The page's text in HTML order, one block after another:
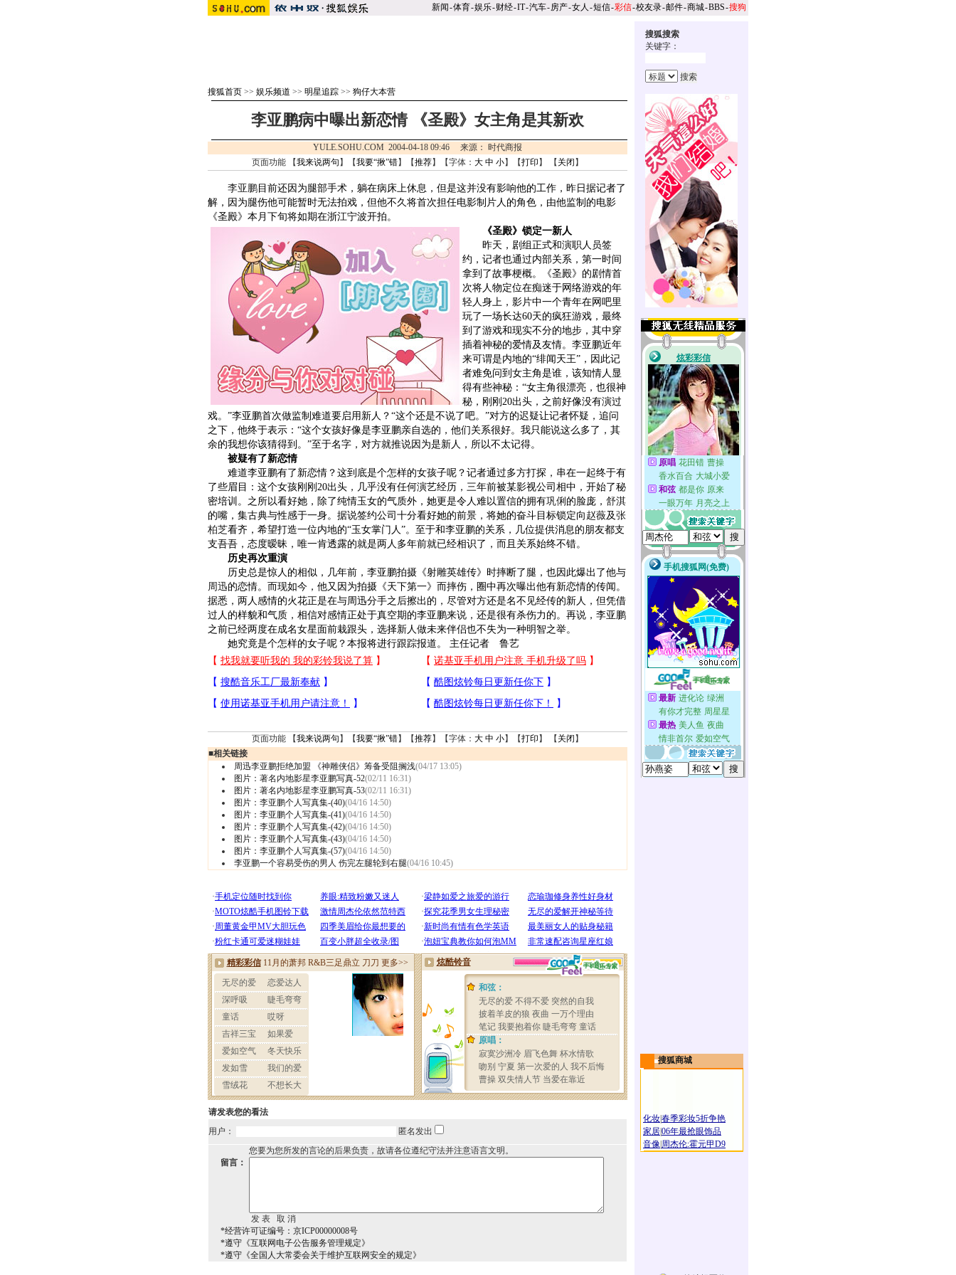
新闻-体育-娱乐-财经-IT-汽车-房产-女人 -短信-彩信-校友录-邮件-商城-BBS-搜狗
搜狐首页 >> 娱乐频道 >> 明星追踪 >> 狗仔大本营
李亚鹏病中曝出新恋情 《圣殿》女主角是其新欢
YULE.SOHU.COM 2004-04-18 09:46 来源： 时代商报
页面功能 【我来说两句 】【我要“揪”错】【推荐】【字体： 大 中 小】【打印 】 【 关闭 】
李亚鹏 目前还因为腿部手术，躺在病床上休息，但是这并没有影响他的工作，昨日据记者了
解，因为腿伤他可能暂时无法拍戏，但他不久将首次担任电影制片人的角色，由他监制的电影
《圣殿》本月下旬将如期在浙江宁波开拍。
《圣殿》锁定一新人
昨天，剧组正式和演职人员签
约，记者也通过内部关系，第一时间
拿到了故事梗概。《圣殿》的剧情首
次将人物定位在痴迷于网络游戏的年
轻人身上，影片中一个青年在网吧里
玩了一场长达60天的疯狂游戏，最终
到了游戏和现实不分的地步，其中穿
插着神秘的爱情及友情。李亚鹏近年
来可谓是内地的“绯闻天王”，因此记
者难免问到女主角是谁，该知情人显
得有些神秘：“女主角很漂亮，也很神
秘，刚刚20出头，之前好像没有演过
戏。”李亚鹏首次做监制难道要启用新人？“这个还是不说了吧。”对方的迟疑让记者怀疑，追问
之下，他终于表示：“这个女孩好像是李亚鹏亲自选的，他们关系很好。我只能说这么多了，其
余的我想你该猜得到。”至于名字，对方就推说因为是新人，所以不太记得。
被疑有了新恋情
难道李亚鹏有了新恋情？这到底是个怎样的女孩子呢？记者通过多方打探，串在一起终于有
了些眉目：这个女孩刚刚20出头，几乎没有任何演艺经历，三年前被某影视公司相中，开始了秘
密培训。之所以看好她，除了纯情玉女的气质外，她更是令人难以置信的拥有巩俐 的脸庞， 舒淇
的嘴，集古典与性感于一身。据说签约公司十分看好她的前景，将她的奋斗目标锁定向 赵薇及张
柏芝看齐，希望打造一位内地的“玉女掌门人”。至于和李亚鹏的关系，几位提供消息的朋友都支
支吾吾，态度暧昧，唯一肯透露的就是两人多年前就已经相识了，而且关系始终不错。
历史再次重演
历史总是惊人的相似，几年前，李亚鹏拍摄《射雕英雄传》时摔断了腿，也因此爆出了他与
周迅的恋情。而现如今，他又因为拍摄《天下第一》而摔伤，圈中再次曝出他有新恋情的传闻。
据悉，两人感情的火花正是在与周迅分手之后擦出的，尽管对方还是名不见经传的新人，但凭借
过人的样貌和气质，相信对感情正处于真空期的李亚鹏来说，还是很有杀伤力的。再说，李亚鹏
之前已经两度在成名女星面前栽跟头，选择新人做未来伴侣也不失为一种明智之举。
她究竟是个怎样的女子呢？本报将进行跟踪报道。 主任记者 鲁艺
页面功能 【我来说两句 】【我要“揪”错】【推荐】【字体： 大 中 小】【打印 】 【 关闭 】
■相关链接
周迅李亚鹏拒绝加盟 《神雕侠侣》筹备受阻搁浅(04/17 13:05)
图片：著名内地影星李亚鹏写真-52(02/11 16:31)
图片：著名内地影星李亚鹏写真-53(02/11 16:31)
图片：李亚鹏个人写真集-(40)(04/16 14:50)
图片：李亚鹏个人写真集-(41)(04/16 14:50)
图片：李亚鹏个人写真集-(42)(04/16 14:50)
图片：李亚鹏个人写真集-(43)(04/16 14:50)
图片：李亚鹏个人写真集-(57)(04/16 14:50)
李亚鹏一个容易受伤的男人 伤完左腿轮到右腿(04/16 10:45)
请发表您的看法
用户：
匿名发出
您要为您所发的言论的后果负责，故请各位遵纪守法并注意语言文明。
留言：
*经营许可证编号：京ICP00000008号
*遵守《互联网电子公告服务管理规定》
*遵守《全国人大常委会关于维护互联网安全的规定》
搜狐搜索
关键字：
搜狐商城
化妆春季彩妆5折争艳
家居06年最抢眼饰品
音像 周杰伦:霍元甲D9